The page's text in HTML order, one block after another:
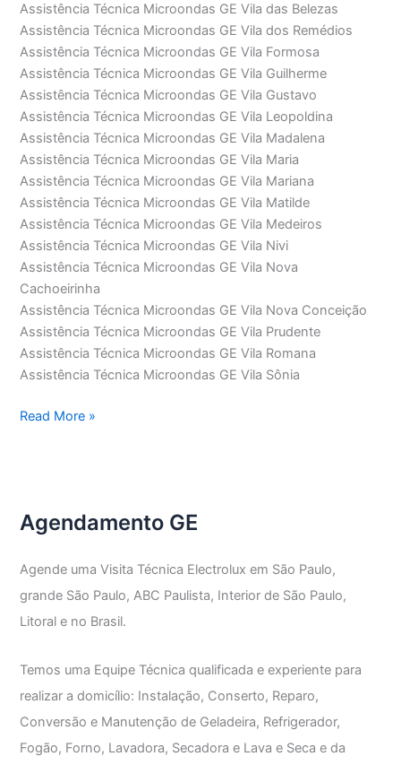
Assistência Técnica Microondas GE Vila das Belezas
Assistência Técnica Microondas GE Vila dos Remédios
Assistência Técnica Microondas GE Vila Formosa
Assistência Técnica Microondas GE Vila Guilherme
Assistência Técnica Microondas GE Vila Gustavo
Assistência Técnica Microondas GE Vila Leopoldina
Assistência Técnica Microondas GE Vila Madalena
Assistência Técnica Microondas GE Vila Maria
Assistência Técnica Microondas GE Vila Mariana
Assistência Técnica Microondas GE Vila Matilde
Assistência Técnica Microondas GE Vila Medeiros
Assistência Técnica Microondas GE Vila Nivi
Assistência Técnica Microondas GE Vila Nova
Cachoeirinha
Assistência Técnica Microondas GE Vila Nova Conceição
Assistência Técnica Microondas GE Vila Prudente
Assistência Técnica Microondas GE Vila Romana
Assistência Técnica Microondas GE Vila Sônia
Assistência
Read More »
Agendamento GE
Agende uma Visita Técnica Electrolux em São Paulo,
grande São Paulo, ABC Paulista, Interior de São Paulo,
Litoral e no Brasil.
Temos uma Equipe Técnica qualificada e experiente para
realizar a domicílio: Instalação, Conserto, Reparo,
Conversão e Manutenção de Geladeira, Refrigerador,
Fogão, Forno, Lavadora, Secadora e Lava e Seca e da